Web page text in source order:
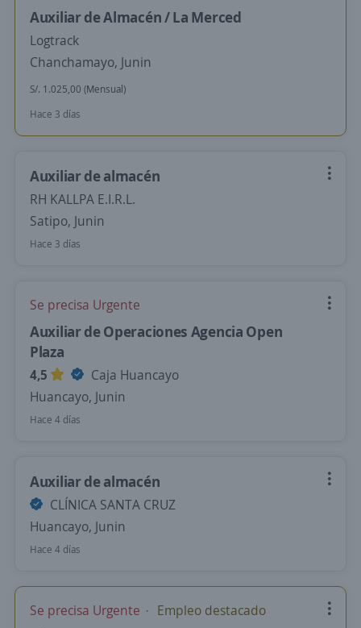
Auxiliar de Almacén / La Merced
Logtrack
Chanchamayo, Junin
S/. 1.025,00 (Mensual)
Hace 3 días
Auxiliar de almacén
RH KALLPA E.I.R.L.
Satipo, Junin
Hace 3 días
Se precisa Urgente
Auxiliar de Operaciones Agencia Open
Plaza
4,5
Caja Huancayo
Huancayo, Junin
Hace 4 días
Auxiliar de almacén
CLÍNICA SANTA CRUZ
Huancayo, Junin
Hace 4 días
Se precisa Urgente Empleo destacado